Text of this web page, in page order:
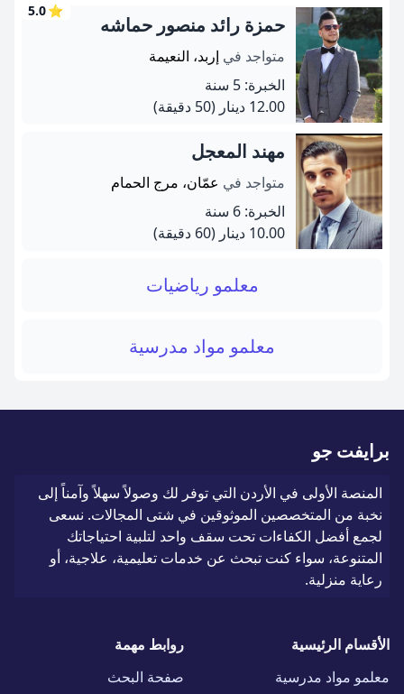
⭐
5.0
حمزة رائد منصور حماشه
متواجد في إربد، النعيمة
الخبرة: 5 سنة
12.00 دينار
(50 دقيقة)
مهند المعجل
متواجد في عمّان، مرج الحمام
الخبرة: 6 سنة
10.00 دينار
(60 دقيقة)
معلمو رياضيات
معلمو مواد مدرسية
برايفت جو
المنصة الأولى في الأردن التي توفر لك وصولاً سهلاً وآمناً إلى
نخبة من المتخصصين الموثوقين في شتى المجالات. نسعى
لجمع أفضل الكفاءات تحت سقف واحد لتلبية احتياجاتك
المتنوعة، سواء كنت تبحث عن خدمات تعليمية، علاجية، أو
رعاية منزلية.
الأقسام الرئيسية
معلمو مواد مدرسية
روابط مهمة
صفحة البحث